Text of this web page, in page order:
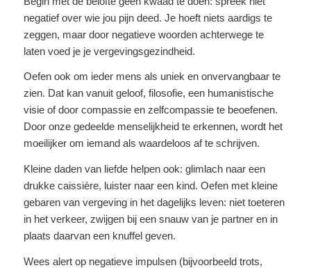
negatief over wie jou pijn deed. Je hoeft niets aardigs te
zeggen, maar door negatieve woorden achterwege te
laten voed je je vergevingsgezindheid.
Oefen ook om ieder mens als uniek en onvervangbaar te
zien. Dat kan vanuit geloof, filosofie, een humanistische
visie of door compassie en zelfcompassie te beoefenen.
Door onze gedeelde menselijkheid te erkennen, wordt het
moeilijker om iemand als waardeloos af te schrijven.
Kleine daden van liefde helpen ook: glimlach naar een
drukke caissière, luister naar een kind. Oefen met kleine
gebaren van vergeving in het dagelijks leven: niet toeteren
in het verkeer, zwijgen bij een snauw van je partner en in
plaats daarvan een knuffel geven.
Wees alert op negatieve impulsen (bijvoorbeeld trots,